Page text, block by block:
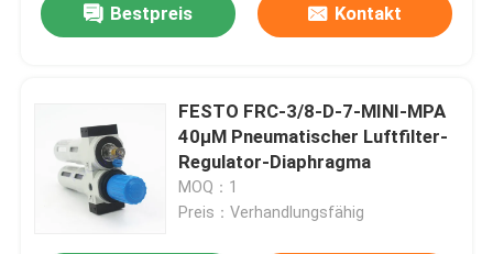
Über uns
Qualitätskontrolle
Kontakt mit uns
Bestpreis Kontakt
FESTO FRC-3/8-D-7-MINI-MPA
40μM Pneumatischer Luftfilter-
Regulator-Diaphragma
MOQ：1
Preis：Verhandlungsfähig